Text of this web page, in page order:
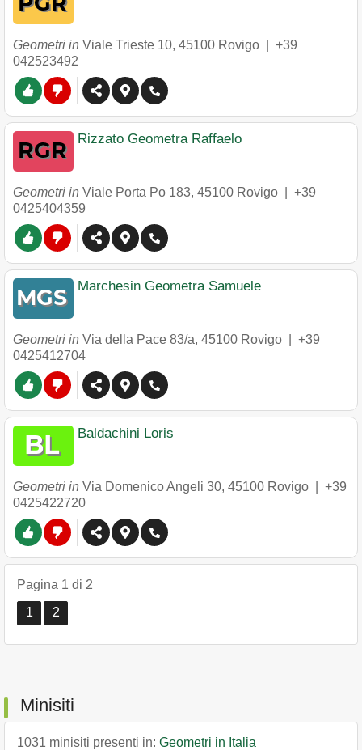
Geometri in Viale Trieste 10, 45100 Rovigo
+39
042523492
Rizzato Geometra Raffaelo
Geometri in Viale Porta Po 183, 45100 Rovigo
+39
0425404359
Marchesin Geometra Samuele
Geometri in Via della Pace 83/a, 45100 Rovigo
+39
0425412704
Baldachini Loris
Geometri in Via Domenico Angeli 30, 45100 Rovigo
+39
0425422720
Pagina 1 di 2
1
2
Minisiti
1031 minisiti presenti in: Geometri in Italia